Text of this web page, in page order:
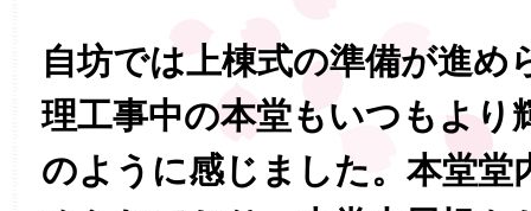
自坊では上棟式の準備が進め
理工事中の本堂もいつもより
のように感じました。本堂堂